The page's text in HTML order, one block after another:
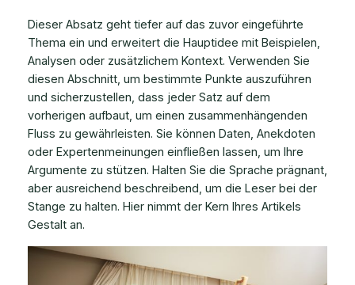
Dieser Absatz geht tiefer auf das zuvor eingeführte
Thema ein und erweitert die Hauptidee mit Beispielen,
Analysen oder zusätzlichem Kontext. Verwenden Sie
diesen Abschnitt, um bestimmte Punkte auszuführen
und sicherzustellen, dass jeder Satz auf dem
vorherigen aufbaut, um einen zusammenhängenden
Fluss zu gewährleisten. Sie können Daten, Anekdoten
oder Expertenmeinungen einfließen lassen, um Ihre
Argumente zu stützen. Halten Sie die Sprache prägnant,
aber ausreichend beschreibend, um die Leser bei der
Stange zu halten. Hier nimmt der Kern Ihres Artikels
Gestalt an.